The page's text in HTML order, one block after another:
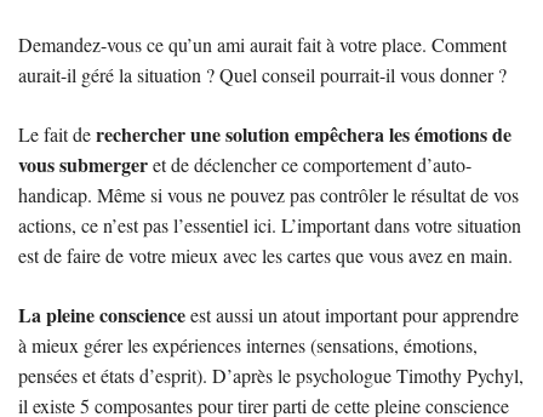
Demandez-vous ce qu’un ami aurait fait à votre place. Comment
aurait-il géré la situation ? Quel conseil pourrait-il vous donner ?
Le fait derechercher une solution empêchera les émotions de
vous submergeret de déclencher ce comportement d’auto-
handicap. Même si vous ne pouvez pas contrôler le résultat de vos
actions, ce n’est pas l’essentiel ici. L’important dans votre situation
est de faire de votre mieux avec les cartes que vous avez en main.
La pleine conscienceest aussi un atout important pour apprendre
à mieux gérer les expériences internes (sensations, émotions,
pensées et états d’esprit). D’après le psychologue Timothy Pychyl,
il existe 5 composantes pour tirer parti de cette pleine conscience